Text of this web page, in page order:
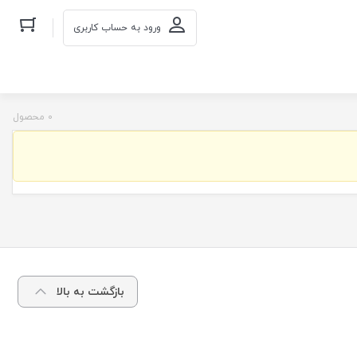
ورود به حساب کاربری
0 محصول
بازگشت به بالا